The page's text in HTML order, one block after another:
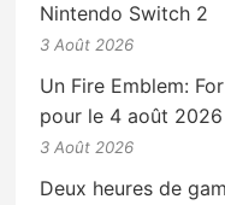
Nintendo Switch 2
3 Août 2026
Un Fire Emblem:
pour le 4 août 2026
3 Août 2026
Deux heures de